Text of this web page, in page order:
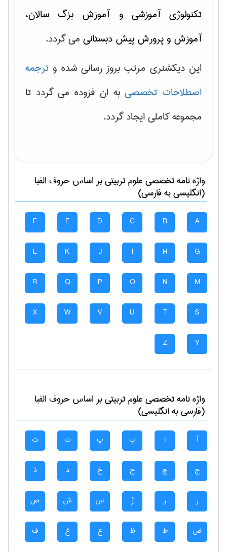
تکنولوژی آموزشی و آموزش بزگ سالان،
آموزش و پرورش پیش دبستانی می گردد.
این دیکشنری مرتب بروز رسانی شده و ترجمه
اصطلاحات تخصصیبه ان فزوده می گردد تا
مجموعه کاملی ایجاد گردد.
واژه نامه تخصصیعلوم تربيتیبر اساس حروف الفبا
(انگلیسی به فارسی)
A
B
C
D
E
F
G
H
I
J
K
L
M
N
O
P
Q
R
S
T
U
V
W
X
Y
Z
واژه نامه تخصصیعلوم تربيتیبر اساس حروف الفبا
(فارسی به انگلیسی)
آ ا ب پ ت ث
ج چ ح خ د ذ
ر ز ژ س ش ص
ض ط ظ ع غ ف